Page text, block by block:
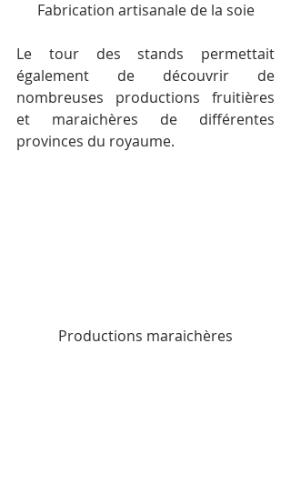
Fabrication artisanale de la soie
Le tour des stands permettait
également de découvrir de
nombreuses productions fruitières
et maraichères de différentes
provinces du royaume.
Productions maraichères